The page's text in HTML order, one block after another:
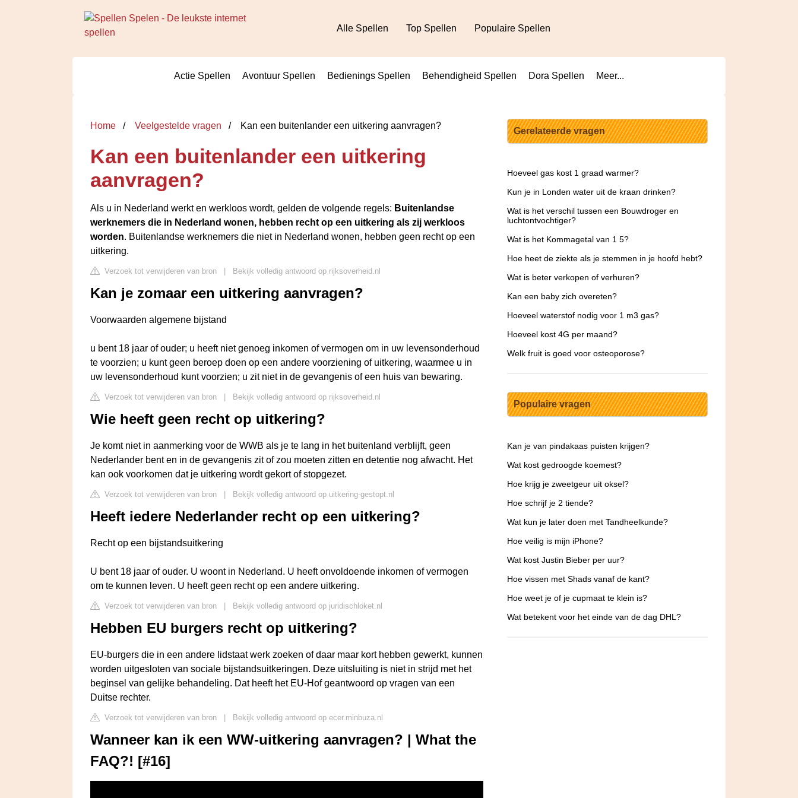
Alle Spellen Top Spellen Populaire Spellen
Actie Spellen Avontuur Spellen Bedienings Spellen Behendigheid Spellen Dora Spellen Meer...
Home Veelgestelde vragen Kan een buitenlander een uitkering aanvragen?
Kan een buitenlander een uitkering
aanvragen?
Als u in Nederland werkt en werkloos wordt, gelden de volgende regels: Buitenlandse
werknemers die in Nederland wonen, hebben recht op een uitkering als zij werkloos
worden. Buitenlandse werknemers die niet in Nederland wonen, hebben geen recht op een
uitkering.
Verzoek tot verwijderen van bron Bekijk volledig antwoord op rijksoverheid.nl
Kan je zomaar een uitkering aanvragen?
Voorwaarden algemene bijstand
u bent 18 jaar of ouder; u heeft niet genoeg inkomen of vermogen om in uw levensonderhoud
te voorzien; u kunt geen beroep doen op een andere voorziening of uitkering, waarmee u in
uw levensonderhoud kunt voorzien; u zit niet in de gevangenis of een huis van bewaring.
Verzoek tot verwijderen van bron Bekijk volledig antwoord op rijksoverheid.nl
Wie heeft geen recht op uitkering?
Je komt niet in aanmerking voor de WWB als je te lang in het buitenland verblijft, geen
Nederlander bent en in de gevangenis zit of zou moeten zitten en detentie nog afwacht. Het
kan ook voorkomen dat je uitkering wordt gekort of stopgezet.
Verzoek tot verwijderen van bron Bekijk volledig antwoord op uitkering-gestopt.nl
Heeft iedere Nederlander recht op een uitkering?
Recht op een bijstandsuitkering
U bent 18 jaar of ouder. U woont in Nederland. U heeft onvoldoende inkomen of vermogen
om te kunnen leven. U heeft geen recht op een andere uitkering.
Verzoek tot verwijderen van bron Bekijk volledig antwoord op juridischloket.nl
Hebben EU burgers recht op uitkering?
EU-burgers die in een andere lidstaat werk zoeken of daar maar kort hebben gewerkt, kunnen
worden uitgesloten van sociale bijstandsuitkeringen. Deze uitsluiting is niet in strijd met het
beginsel van gelijke behandeling. Dat heeft het EU-Hof geantwoord op vragen van een
Duitse rechter.
Verzoek tot verwijderen van bron Bekijk volledig antwoord op ecer.minbuza.nl
Wanneer kan ik een WW-uitkering aanvragen? | What the
FAQ?! [#16]
Gerelateerde vragen
Hoeveel gas kost 1 graad warmer?
Kun je in Londen water uit de kraan drinken?
Wat is het verschil tussen een Bouwdroger en
luchtontvochtiger?
Wat is het Kommagetal van 1 5?
Hoe heet de ziekte als je stemmen in je hoofd hebt?
Wat is beter verkopen of verhuren?
Kan een baby zich overeten?
Hoeveel waterstof nodig voor 1 m3 gas?
Hoeveel kost 4G per maand?
Welk fruit is goed voor osteoporose?
Populaire vragen
Kan je van pindakaas puisten krijgen?
Wat kost gedroogde koemest?
Hoe krijg je zweetgeur uit oksel?
Hoe schrijf je 2 tiende?
Wat kun je later doen met Tandheelkunde?
Hoe veilig is mijn iPhone?
Wat kost Justin Bieber per uur?
Hoe vissen met Shads vanaf de kant?
Hoe weet je of je cupmaat te klein is?
Wat betekent voor het einde van de dag DHL?